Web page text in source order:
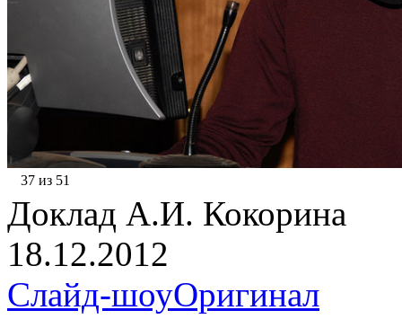
37 из 51
Доклад А.И. Кокорина
18.12.2012
Слайд-шоуОригинал